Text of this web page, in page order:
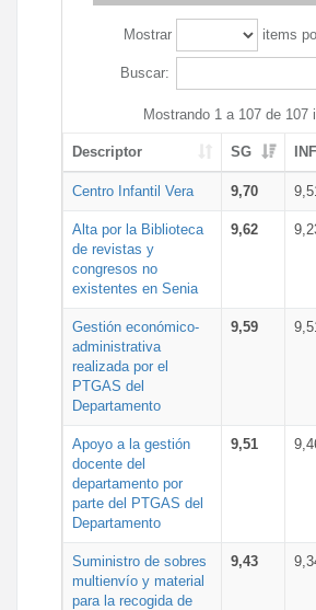
Mostrar items
Buscar:
Mostrando 1 a 107 de 107
Descriptor SG INF
Centro Infantil Vera 9,70
Alta por la Biblioteca
de revistas y
congresos no
existentes en Senia
9,62
Gestión económico-
administrativa
realizada por el
PTGAS del
Departamento
9,59
Apoyo a la gestión
docente del
departamento por
parte del PTGAS del
Departamento
9,51
Suministro de sobres
multienvío y material
para la recogida de
9,43